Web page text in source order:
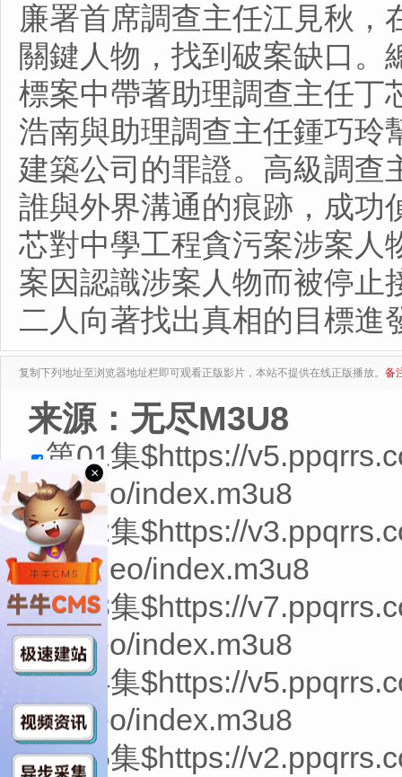
廉署首席調查主任江見秋，
關鍵人物，找到破案缺口。
標案中帶著助理調查主任丁
浩南與助理調查主任鍾巧玲
建築公司的罪證。高級調查
誰與外界溝通的痕跡，成功
芯對中學工程貪污案涉案人
案因認識涉案人物而被停止
二人向著找出真相的目標進
复制下列地址至浏览器地址栏即可观看正版影片，本站不提供在线正版播放。 备
来源：无尽M3U8
第01集$https://
7/video/index.m3u8
第02集$https://
75/video/index.m3u8
第03集$https://
9/video/index.m3u8
第04集$https://
7/video/index.m3u8
第05集$https://
×